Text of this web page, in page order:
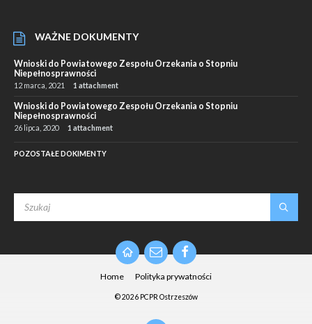
WAŻNE DOKUMENTY
Wnioski do Powiatowego Zespołu Orzekania o Stopniu
Niepełnosprawności
12 marca, 2021 1 attachment
Wnioski do Powiatowego Zespołu Orzekania o Stopniu
Niepełnosprawności
26 lipca, 2020 1 attachment
POZOSTAŁE DOKIMENTY
EmailFacebook
Home Polityka prywatności
© 2026 PCPR Ostrzeszów